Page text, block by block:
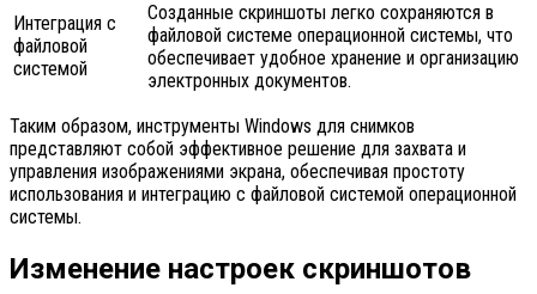
Интеграция с
файловой
системой
Созданные скриншоты легко сохраняются в
файловой системе операционной системы, что
обеспечивает удобное хранение и организацию
электронных документов.
Таким образом, инструменты Windows для снимков
представляют собой эффективное решение для захвата и
управления изображениями экрана, обеспечивая простоту
использования и интеграцию с файловой системой операционной
системы.
Изменение настроек скриншотов